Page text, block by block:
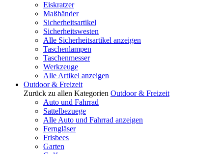
Eiskratzer
Maßbänder
Sicherheitsartikel
Sicherheitswesten
Alle Sicherheitsartikel anzeigen
Taschenlampen
Taschenmesser
Werkzeuge
Alle Artikel anzeigen
Outdoor & Freizeit
Zurück zu allen Kategorien Outdoor & Freizeit
Auto und Fahrrad
Sattelbezuege
Alle Auto und Fahrrad anzeigen
Ferngläser
Frisbees
Garten